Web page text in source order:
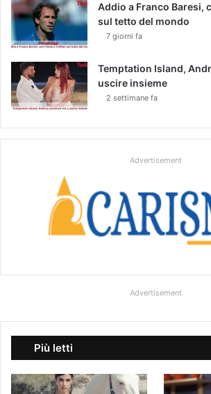
Addio a Franco Baresi,
sul tetto del mondo
7 giorni fa
Temptation Island,
uscire insieme
2 settimane fa
Advertisement
Advertisement
Più letti